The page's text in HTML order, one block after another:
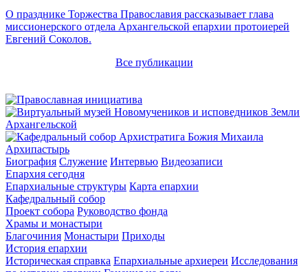
О празднике Торжества Православия рассказывает глава
миссионерского отдела Архангельской епархии протоиерей
Евгений Соколов.
Все публикации
Архипастырь
Биография Служение Интервью Видеозаписи
Епархия сегодня
Епархиальные структуры Карта епархии
Кафедральный собор
Проект собора Руководство фонда
Храмы и монастыри
Благочиния Монастыри Приходы
История епархии
Историческая справка Епархиальные архиереи Исследования